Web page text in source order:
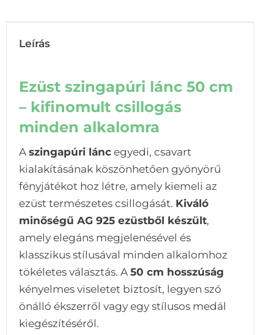
Leírás
Ezüst szingapúri lánc 50 cm
– kifinomult csillogás
minden alkalomra
A szingapúri lánc egyedi, csavart
kialakításának köszönhetően gyönyörű
fényjátékot hoz létre, amely kiemeli az
ezüst természetes csillogását. Kiváló
minőségű AG 925 ezüstből készült,
amely elegáns megjelenésével és
klasszikus stílusával minden alkalomhoz
tökéletes választás. A 50 cm hosszúság
kényelmes viseletet biztosít, legyen szó
önálló ékszerről vagy egy stílusos medál
kiegészítéséről.